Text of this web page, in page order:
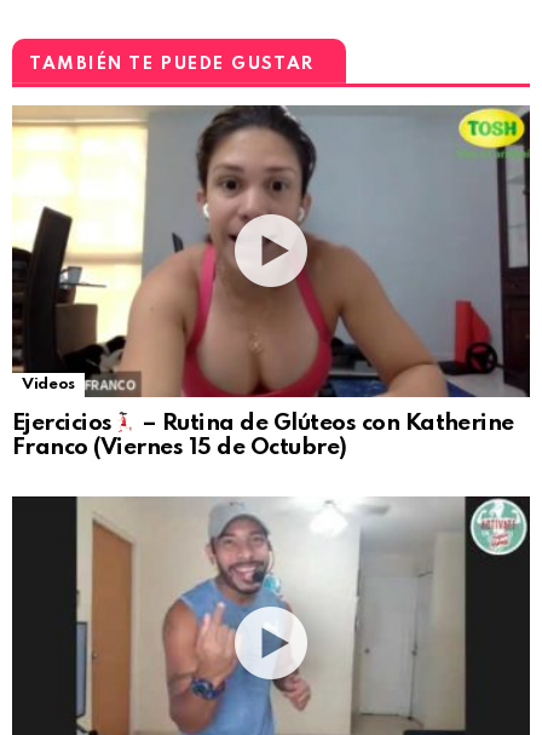
TAMBIÉN TE PUEDE GUSTAR
Videos
Ejercicios
– Rutina de Glúteos con Katherine
Franco (Viernes 15 de Octubre)